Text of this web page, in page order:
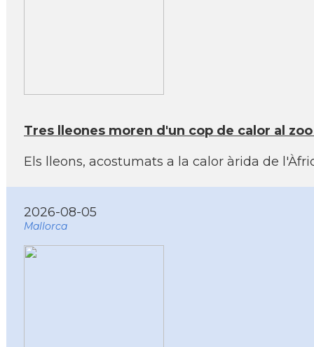
Tres lleones moren d'un cop de calor al
Els lleons, acostumats a la calor àrida de
2026-08-05
Mallorca